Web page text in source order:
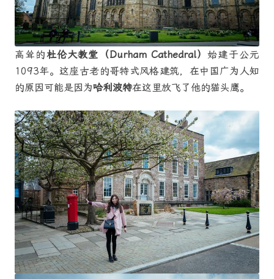
高耸的杜伦大教堂（Durham Cathedral）始建于公元
1093年。这座古老的哥特式风格建筑，在中国广为人知
的原因可能是因为哈利波特在这里放飞了他的猫头鹰。